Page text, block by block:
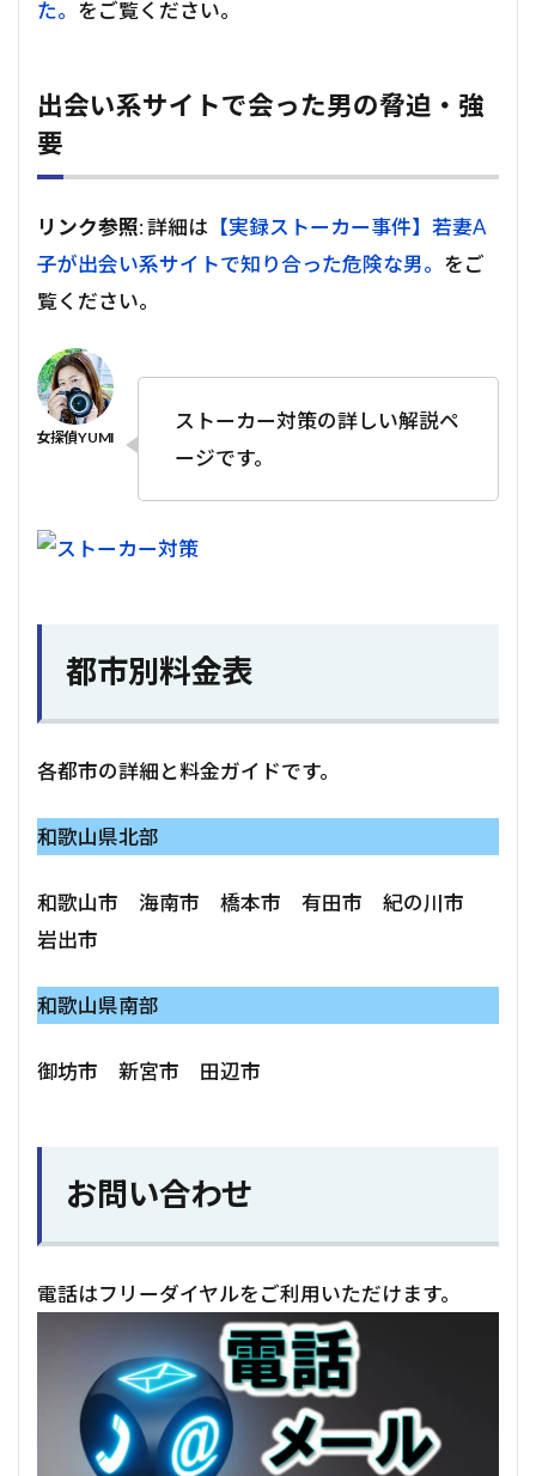
た。 をご覧ください。
出会い系サイトで会った男の脅迫・強
要
リンク参照: 詳細は 【実録ストーカー事件】若妻A
子が出会い系サイトで知り合った危険な男。 をご
覧ください。
ストーカー対策の詳しい解説ペ
ージです。
都市別料金表
各都市の詳細と料金ガイドです。
和歌山県北部
和歌山市 海南市 橋本市 有田市 紀の川市
岩出市
和歌山県南部
御坊市 新宮市 田辺市
お問い合わせ
電話はフリーダイヤルをご利用いただけます。